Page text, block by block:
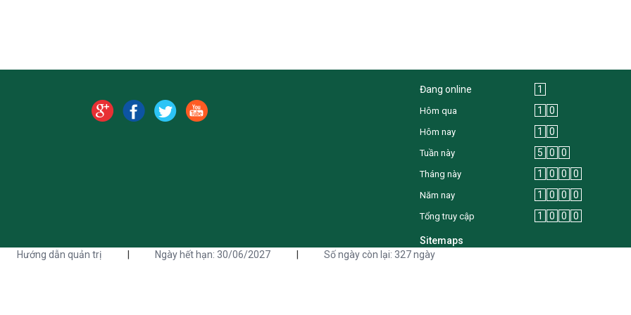
Đang online 1
Hôm qua 1 0
Hôm nay 1 0
Tuần này 5 0 0
Tháng này 1 0 0 0
Năm nay 1 0 0 0
Tổng truy cập 1 0 0 0
Sitemaps
Hướng dẫn quản trị | Ngày hết hạn: 30/06/2027 | Số ngày còn lại: 327 ngày